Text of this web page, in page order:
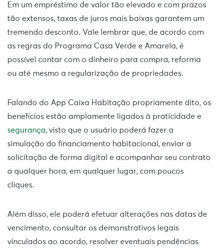
Em um empréstimo de valor tão elevado e com prazos
tão extensos, taxas de juros mais baixas garantem um
tremendo desconto. Vale lembrar que, de acordo com
as regras do Programa Casa Verde e Amarela, é
possível contar com o dinheiro para compra, reforma
ou até mesmo a regularização de propriedades.
Falando do App Caixa Habitação propriamente dito, os
benefícios estão amplamente ligados à praticidade e
segurança, visto que o usuário poderá fazer a
simulação do financiamento habitacional, enviar a
solicitação de forma digital e acompanhar seu contrato
a qualquer hora, em qualquer lugar, com poucos
cliques.
Além disso, ele poderá efetuar alterações nas datas de
vencimento, consultar os demonstrativos legais
vinculados ao acordo, resolver eventuais pendências